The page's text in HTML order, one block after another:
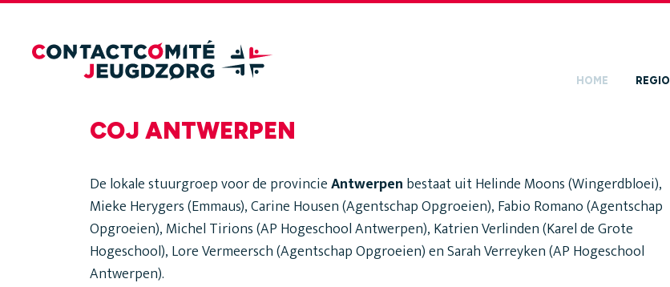
HOME REGIO
COJ ANTWERPEN
De lokale stuurgroep voor de provincieAntwerpen bestaat uit Helinde Moons (Wingerdbloei),
Mieke Herygers (Emmaus), Carine Housen (Agentschap Opgroeien), Fabio Romano (Agentschap
Opgroeien), Michel Tirions (AP Hogeschool Antwerpen), Katrien Verlinden (Karel de Grote
Hogeschool), Lore Vermeersch (Agentschap Opgroeien) en Sarah Verreyken (AP Hogeschool
Antwerpen).